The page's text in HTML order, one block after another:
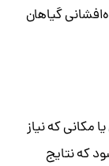
گیاهان
مکانی که نیاز
که نتایج